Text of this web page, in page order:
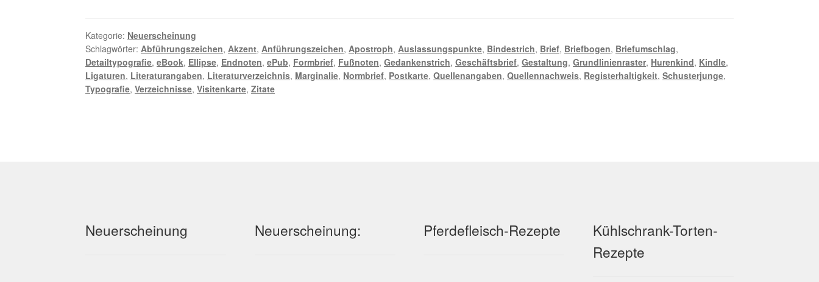
Kategorie: Neuerscheinung
Schlagwörter: Abführungszeichen, Akzent, Anführungszeichen, Apostroph, Auslassungspunkte, Bindestrich, Brief, Briefbogen, Briefumschlag,
Detailtypografie,eBook, Ellipse, Endnoten,ePub, Formbrief, Fußnoten,Gedankenstrich,Geschäftsbrief,Gestaltung,Grundlinienraster, Hurenkind, Kindle,
Ligaturen, Literaturangaben, Literaturverzeichnis, Marginalie, Normbrief, Postkarte,Quellenangaben,Quellennachweis, Registerhaltigkeit,Schusterjunge,
Typografie,Verzeichnisse,Visitenkarte,Zitate
Neuerscheinung Neuerscheinung: Pferdefleisch-Rezepte
Kühlschrank-Torten-
Rezepte